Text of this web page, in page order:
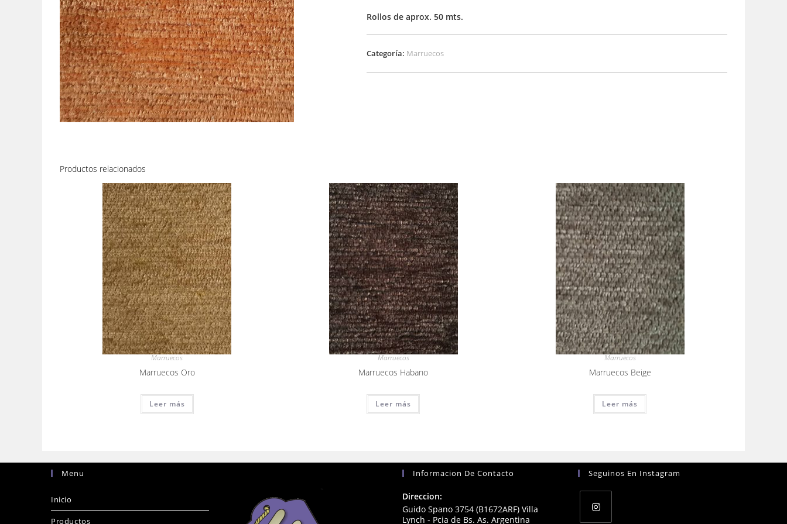
Rollos de aprox. 50 mts.
Categoría: Marruecos
Productos relacionados
Marruecos
Marruecos Oro
Leer más
Marruecos
Marruecos Habano
Leer más
Marruecos
Marruecos Beige
Leer más
Menu
Inicio
Productos
Informacion De Contacto
Direccion:
Guido Spano 3754 (B1672ARF) Villa
Lynch - Pcia de Bs. As. Argentina
Seguinos En Instagram